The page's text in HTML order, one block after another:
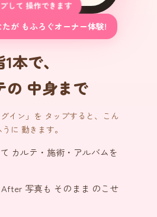
🐾
して 操作できます
が もふろぐオーナー体験!
本で、
の 中身まで
イン」を タップすると、こん
に 動きます。
カルテ・施術・アルバムを
写真も そのまま のこせ